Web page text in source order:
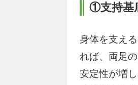
①支持基
身体を支え
れば、両足
安定性が増